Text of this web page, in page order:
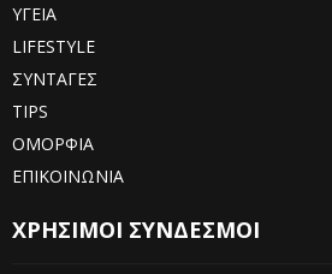
ΥΓΕΙΑ
LIFESTYLE
ΣΥΝΤΑΓΕΣ
TIPS
ΟΜΟΡΦΙΑ
ΕΠΙΚΟΙΝΩΝΙΑ
ΧΡΗΣΙΜΟΙ ΣΥΝΔΕΣΜΟΙ